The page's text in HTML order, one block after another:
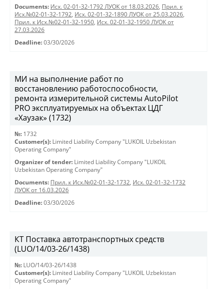
Documents: Исх. 02-01-32-1792 ЛУОК от 18.03.2026, Прил. к
Исх.№02-01-32-1792, Исх. 02-01-32-1890 ЛУОК от 25.03.2026,
Прил. к Исх.№02-01-32-1950, Исх. 02-01-32-1950 ЛУОК от
27.03.2026
Deadline: 03/30/2026
МИ на выполнение работ по
восстановлению работоспособности,
ремонта измерительной системы AutoPilot
PRO эксплуатируемых на объектах ЦДГ
«Хаузак» (1732)
№: 1732
Customer(s): Limited Liability Company "LUKOIL Uzbekistan
Operating Company"
Organizer of tender: Limited Liability Company "LUKOIL
Uzbekistan Operating Company"
Documents: Прил. к Исх.№02-01-32-1732, Исх. 02-01-32-1732
ЛУОК от 16.03.2026
Deadline: 03/30/2026
КТ Поставка автотранспортных средств
(LUO/14/03-26/1438)
№: LUO/14/03-26/1438
Customer(s): Limited Liability Company "LUKOIL Uzbekistan
Operating Company"